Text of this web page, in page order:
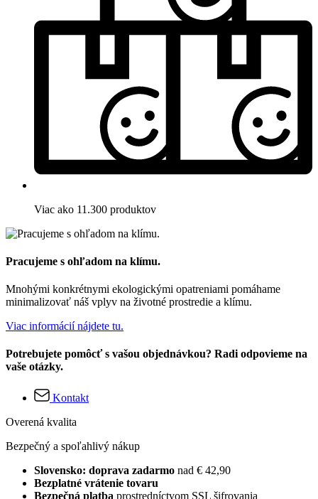
Viac ako 11.300 produktov
Pracujeme s ohľadom na klímu.
Mnohými konkrétnymi ekologickými opatreniami pomáhame
minimalizovať náš vplyv na životné prostredie a klímu.
Viac informácií nájdete tu.
Potrebujete pomôcť s vašou objednávkou? Radi odpovieme na
vaše otázky.
Kontakt
Overená kvalita
Bezpečný a spoľahlivý nákup
Slovensko: doprava zadarmo nad € 42,90
Bezplatné vrátenie tovaru
Bezpečná platba prostredníctvom SSL šifrovania